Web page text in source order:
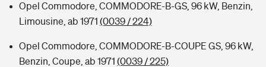
Sie haben Fragen?
Zur Übersicht
Tools
Opel Commodore, COMMODORE-B-GS, 96 kW, Benzin,
Limousine, ab 1971 (0039 / 224)
Opel Commodore, COMMODORE-B-COUPE GS, 96 kW,
Benzin, Coupe, ab 1971 (0039 / 225)